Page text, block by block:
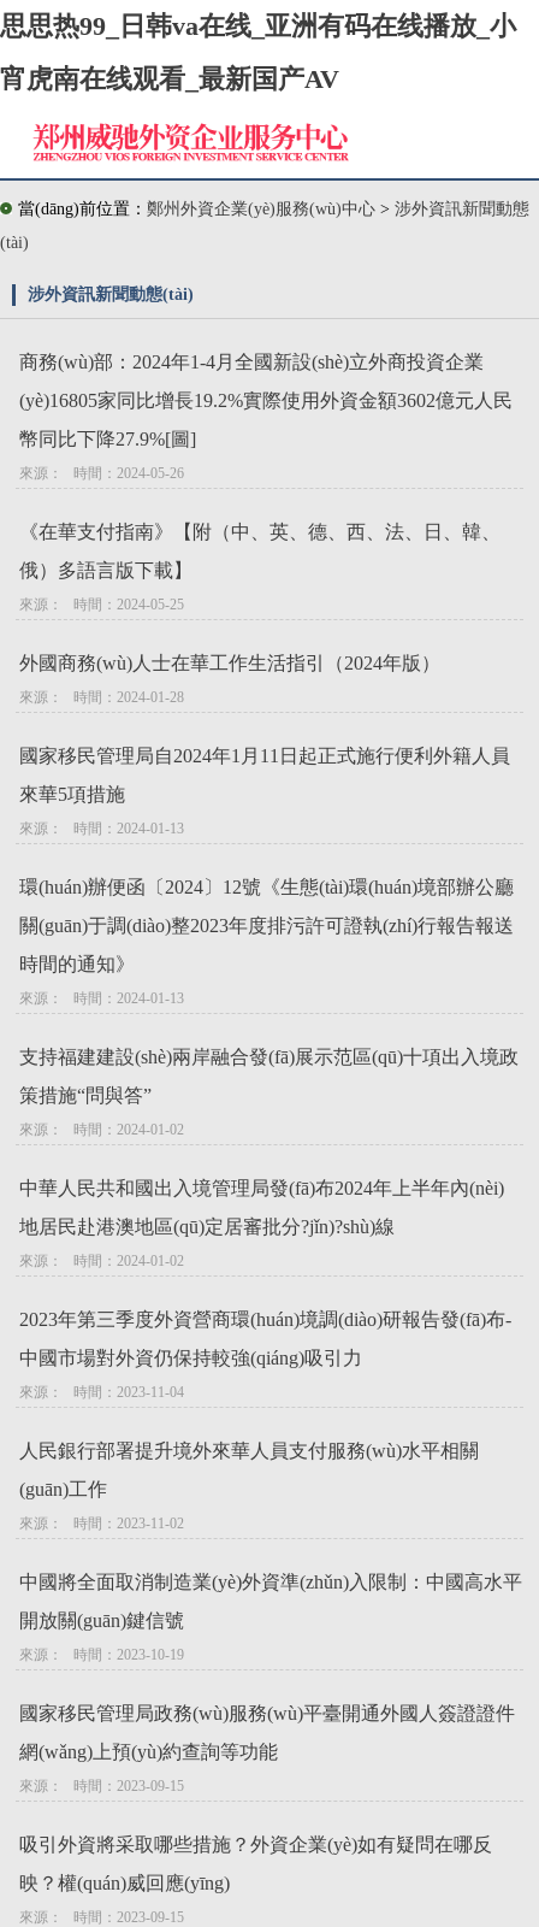
思思热99_日韩va在线_亚洲有码在线播放_小
宵虎南在线观看_最新国产AV
當(dāng)前位置： 鄭州外資企業(yè)服務(wù)中心 > 涉外資訊新聞動態
(tài)
涉外資訊新聞動態(tài)
商務(wù)部：2024年1-4月全國新設(shè)立外商投資企業
(yè)16805家同比增長19.2%實際使用外資金額3602億元人民
幣同比下降27.9%[圖]
來源：   時間：2024-05-26
《在華支付指南》【附（中、英、德、西、法、日、韓、
俄）多語言版下載】
來源：   時間：2024-05-25
外國商務(wù)人士在華工作生活指引（2024年版）
來源：   時間：2024-01-28
國家移民管理局自2024年1月11日起正式施行便利外籍人員
來華5項措施
來源：   時間：2024-01-13
環(huán)辦便函〔2024〕12號《生態(tài)環(huán)境部辦公廳
關(guān)于調(diào)整2023年度排污許可證執(zhí)行報告報送
時間的通知》
來源：   時間：2024-01-13
支持福建建設(shè)兩岸融合發(fā)展示范區(qū)十項出入境政
策措施“問與答”
來源：   時間：2024-01-02
中華人民共和國出入境管理局發(fā)布2024年上半年內(nèi)
地居民赴港澳地區(qū)定居審批分?jǐn)?shù)線
來源：   時間：2024-01-02
2023年第三季度外資營商環(huán)境調(diào)研報告發(fā)布-
中國市場對外資仍保持較強(qiáng)吸引力
來源：   時間：2023-11-04
人民銀行部署提升境外來華人員支付服務(wù)水平相關
(guān)工作
來源：   時間：2023-11-02
中國將全面取消制造業(yè)外資準(zhǔn)入限制：中國高水平
開放關(guān)鍵信號
來源：   時間：2023-10-19
國家移民管理局政務(wù)服務(wù)平臺開通外國人簽證證件
網(wǎng)上預(yù)約查詢等功能
來源：   時間：2023-09-15
吸引外資將采取哪些措施？外資企業(yè)如有疑問在哪反
映？權(quán)威回應(yīng)
來源：   時間：2023-09-15